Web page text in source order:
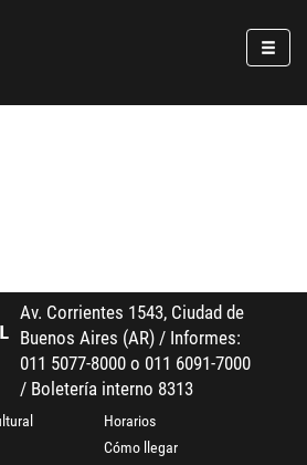
Av. Corrientes 1543, Ciudad de
Buenos Aires (AR) / Informes:
011 5077-8000 o 011 6091-7000
/ Boletería interno 8313
Horarios
Cómo llegar